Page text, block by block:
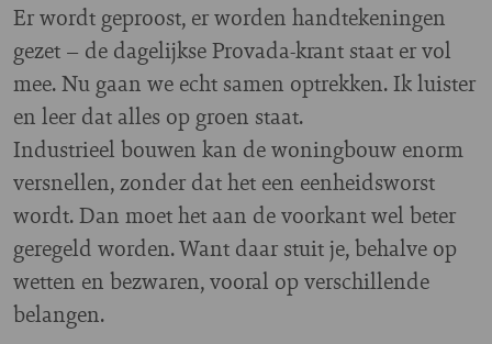
Er wordt geproost, er worden handtekeningen
gezet – de dagelijkse Provada-krant staat er vol
mee. Nu gaan we echt samen optrekken. Ik luister
en leer dat alles op groen staat.
Industrieel bouwen kan de woningbouw enorm
versnellen, zonder dat het een eenheidsworst
wordt. Dan moet het aan de voorkant wel beter
geregeld worden. Want daar stuit je, behalve op
wetten en bezwaren, vooral op verschillende
belangen.